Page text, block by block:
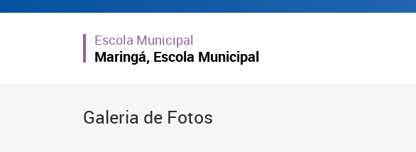
Escola Municipal
Maringá, Escola Municipal
Galeria de Fotos